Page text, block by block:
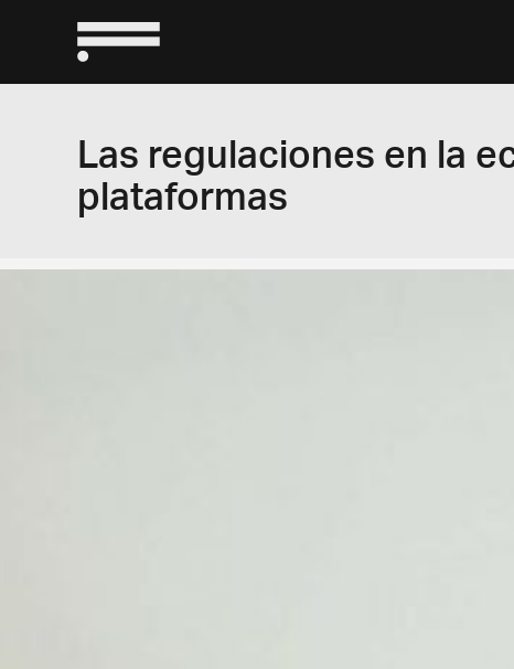
Las regulaciones en la
plataformas